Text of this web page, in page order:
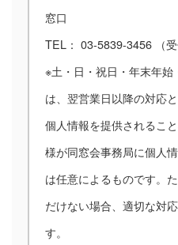
窓口
TEL： 03-5839-3456 （
※土・日・祝日・年末年
は、翌営業日以降の対応
個人情報を提供されるこ
様が同窓会事務局に個人
は任意によるものです。
だけない場合、適切な対
す。